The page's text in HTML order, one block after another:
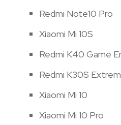
Redmi Note10 Pro
Xiaomi Mi 10S
Redmi K40 Game
Redmi K30S
Xiaomi Mi 10
Xiaomi Mi 10 Pro